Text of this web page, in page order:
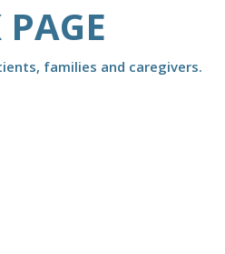
families and caregivers.